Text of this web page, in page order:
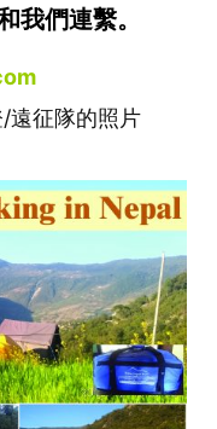
我們連繫。
遠征隊的照片